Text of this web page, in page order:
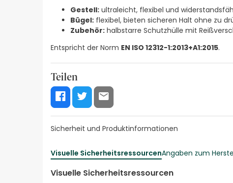
Gestell: ultraleicht, flexibel und
Bügel: flexibel, bieten sicheren Halt ohne zu
Zubehör: halbstarre Schutzhülle mit
Entspricht der Norm EN ISO 12312-1:2013+A1:2015.
Teilen
Sicherheit und Produktinformationen
Visuelle SicherheitsressourcenAngaben zum
Visuelle Sicherheitsressourcen